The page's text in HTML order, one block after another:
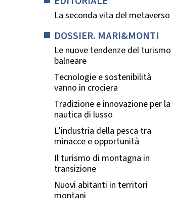
La seconda vita del metaverso
DOSSIER. MARI&MONTI
Le nuove tendenze del turismo
balneare
Tecnologie e sostenibilità
vanno in crociera
Tradizione e innovazione per la
nautica di lusso
L’industria della pesca tra
minacce e opportunità
Il turismo di montagna in
transizione
Nuovi abitanti in territori